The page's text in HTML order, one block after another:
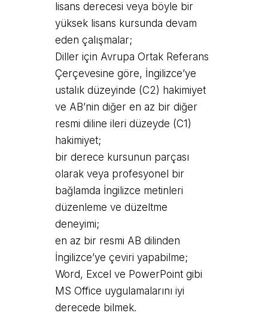
lisans derecesi veya böyle bir
yüksek lisans kursunda devam
eden çalışmalar;
Diller için Avrupa Ortak Referans
Çerçevesine göre, İngilizce’ye
ustalık düzeyinde (C2) hakimiyet
ve AB’nin diğer en az bir diğer
resmi diline ileri düzeyde (C1)
hakimiyet;
bir derece kursunun parçası
olarak veya profesyonel bir
bağlamda İngilizce metinleri
düzenleme ve düzeltme
deneyimi;
en az bir resmi AB dilinden
İngilizce’ye çeviri yapabilme;
Word, Excel ve PowerPoint gibi
MS Office uygulamalarını iyi
derecede bilmek.